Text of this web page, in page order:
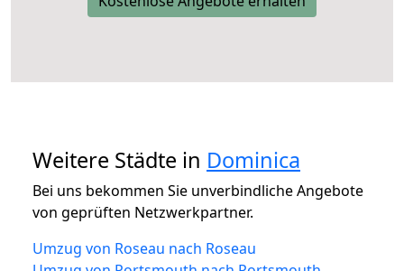
Weitere Städte in Dominica
Bei uns bekommen Sie unverbindliche Angebote
von geprüften Netzwerkpartner.
Umzug von Roseau nach Roseau